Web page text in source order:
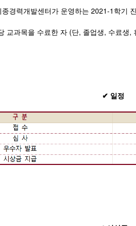
종경력개발센터가 운영하는 2021-1학기
교과목을 수료한 자 (단, 졸업생, 수료생,
✔ 일정